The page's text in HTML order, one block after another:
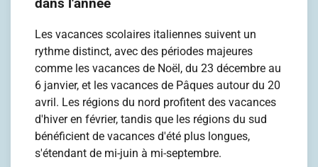
dans l'année
Les vacances scolaires italiennes suivent un
rythme distinct, avec des périodes majeures
comme les vacances de Noël, du 23 décembre au
6 janvier, et les vacances de Pâques autour du 20
avril. Les régions du nord profitent des vacances
d'hiver en février, tandis que les régions du sud
bénéficient de vacances d'été plus longues,
s'étendant de mi-juin à mi-septembre.